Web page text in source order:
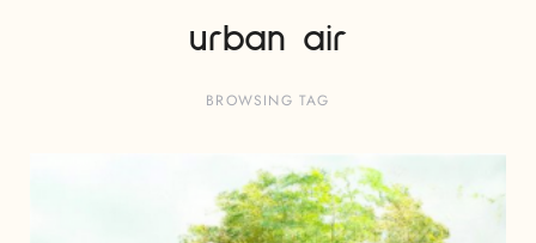
urban air
BROWSING TAG